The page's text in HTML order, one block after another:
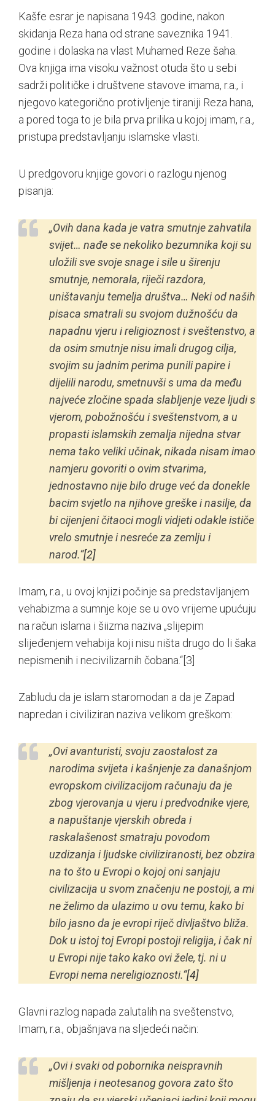
Kašfe esrar je napisana 1943. godine, nakon
skidanja Reza hana od strane saveznika 1941.
godine i dolaska na vlast Muhamed Reze šaha.
Ova knjiga ima visoku važnost otuda što u sebi
sadrži političke i društvene stavove imama, r.a., i
njegovo kategorično protivljenje tiraniji Reza hana,
a pored toga to je bila prva prilika u kojoj imam, r.a.,
pristupa predstavljanju islamske vlasti.
U predgovoru knjige govori o razlogu njenog
pisanja:
„Ovih dana kada je vatra smutnje zahvatila
svijet… nađe se nekoliko bezumnika koji su
uložili sve svoje snage i sile u širenju
smutnje, nemorala, riječi razdora,
uništavanju temelja društva… Neki od naših
pisaca smatrali su svojom dužnošću da
napadnu vjeru i religioznost i sveštenstvo, a
da osim smutnje nisu imali drugog cilja,
svojim su jadnim perima punili papire i
dijelili narodu, smetnuvši s uma da među
najveće zločine spada slabljenje veze ljudi s
vjerom, pobožnošću i sveštenstvom, a u
propasti islamskih zemalja nijedna stvar
nema tako veliki učinak, nikada nisam imao
namjeru govoriti o ovim stvarima,
jednostavno nije bilo druge već da donekle
bacim svjetlo na njihove greške i nasilje, da
bi cijenjeni čitaoci mogli vidjeti odakle ističe
vrelo smutnje i nesreće za zemlju i
narod.“[2]
Imam, r.a., u ovoj knjizi počinje sa predstavljanjem
vehabizma a sumnje koje se u ovo vrijeme upućuju
na račun islama i šiizma naziva „slijepim
slijeđenjem vehabija koji nisu ništa drugo do li šaka
nepismenih i necivilizarnih čobana.“[3]
Zabludu da je islam staromodan a da je Zapad
napredan i civiliziran naziva velikom greškom:
„Ovi avanturisti, svoju zaostalost za
narodima svijeta i kašnjenje za današnjom
evropskom civilizacijom računaju da je
zbog vjerovanja u vjeru i predvodnike vjere,
a napuštanje vjerskih obreda i
raskalašenost smatraju povodom
uzdizanja i ljudske civiliziranosti, bez obzira
na to što u Evropi o kojoj oni sanjaju
civilizacija u svom značenju ne postoji, a mi
ne želimo da ulazimo u ovu temu, kako bi
bilo jasno da je evropi riječ divljaštvo bliža.
Dok u istoj toj Evropi postoji religija, i čak ni
u Evropi nije tako kako ovi žele, tj. ni u
Evropi nema nereligioznosti.“[4]
Glavni razlog napada zalutalih na sveštenstvo,
Imam, r.a., objašnjava na sljedeći način:
„Ovi i svaki od pobornika neispravnih
mišljenja i neotesanog govora zato što